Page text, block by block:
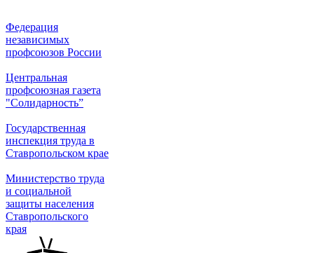
Федерация
независимых
профсоюзов России
Центральная
профсоюзная газета
"Солидарность”
Государственная
инспекция труда в
Ставропольском крае
Министерство труда
и социальной
защиты населения
Ставропольского
края